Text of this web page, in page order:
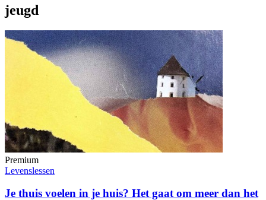
jeugd
Premium
Levenslessen
Je thuis voelen in je huis? Het gaat om meer dan het